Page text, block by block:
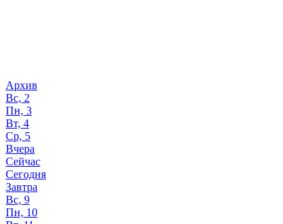
Архив
Вс, 2
Пн, 3
Вт, 4
Ср, 5
Вчера
Сейчас
Сегодня
Завтра
Вс, 9
Пн, 10